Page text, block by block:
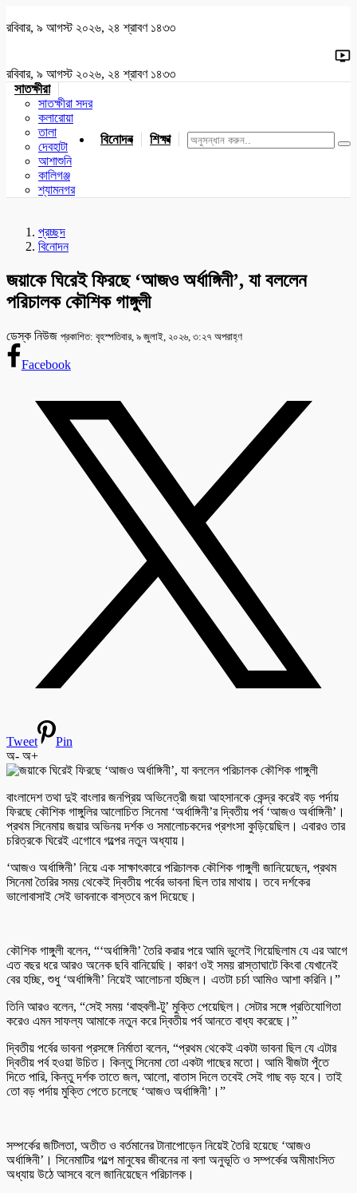
রবিবার, ৯ আগস্ট ২০২৬, ২৪ শ্রাবণ ১৪৩৩
রবিবার, ৯ আগস্ট ২০২৬, ২৪ শ্রাবণ ১৪৩৩
সাতক্ষীরা
সাতক্ষীরা সদর
কলারোয়া
তালা
দেবহাটা
আশাশুনি
কালিগঞ্জ
শ্যামনগর
বিনোদন শিক্ষা খেলাধুলা জাতীয় যশোর
প্রচ্ছদ
বিনোদন
জয়াকে ঘিরেই ফিরছে ‘আজও অর্ধাঙ্গিনী’, যা বললেন
পরিচালক কৌশিক গাঙ্গুলী
ডেস্ক নিউজ প্রকাশিত: বৃহস্পতিবার, ৯ জুলাই, ২০২৬, ৩:২৭ অপরাহ্ণ
Facebook
Tweet
Pin
অ- অ+
বাংলাদেশ তথা দুই বাংলার জনপ্রিয় অভিনেত্রী জয়া আহসানকে কেন্দ্র করেই বড় পর্দায়
ফিরছে কৌশিক গাঙ্গুলির আলোচিত সিনেমা ‘অর্ধাঙ্গিনী’র দ্বিতীয় পর্ব ‘আজও অর্ধাঙ্গিনী’।
প্রথম সিনেমায় জয়ার অভিনয় দর্শক ও সমালোচকদের প্রশংসা কুড়িয়েছিল। এবারও তার
চরিত্রকে ঘিরেই এগোবে গল্পের নতুন অধ্যায়।
‘আজও অর্ধাঙ্গিনী’ নিয়ে এক সাক্ষাৎকারে পরিচালক কৌশিক গাঙ্গুলী জানিয়েছেন, প্রথম
সিনেমা তৈরির সময় থেকেই দ্বিতীয় পর্বের ভাবনা ছিল তার মাথায়। তবে দর্শকের
ভালোবাসাই সেই ভাবনাকে বাস্তবে রূপ দিয়েছে।
কৌশিক গাঙ্গুলী বলেন, “‘অর্ধাঙ্গিনী’ তৈরি করার পরে আমি ভুলেই গিয়েছিলাম যে এর আগে
এত বছর ধরে আরও অনেক ছবি বানিয়েছি। কারণ ওই সময় রাস্তাঘাটে কিংবা যেখানেই
বের হচ্ছি, শুধু ‘অর্ধাঙ্গিনী’ নিয়েই আলোচনা হচ্ছিল। এতটা চর্চা আমিও আশা করিনি।”
তিনি আরও বলেন, “সেই সময় ‘বাহুবলী-টু’ মুক্তি পেয়েছিল। সেটার সঙ্গে প্রতিযোগিতা
করেও এমন সাফল্য আমাকে নতুন করে দ্বিতীয় পর্ব আনতে বাধ্য করেছে।”
দ্বিতীয় পর্বের ভাবনা প্রসঙ্গে নির্মাতা বলেন, “প্রথম থেকেই একটা ভাবনা ছিল যে এটার
দ্বিতীয় পর্ব হওয়া উচিত। কিন্তু সিনেমা তো একটা গাছের মতো। আমি বীজটা পুঁতে
দিতে পারি, কিন্তু দর্শক তাতে জল, আলো, বাতাস দিলে তবেই সেই গাছ বড় হবে। তাই
তো বড় পর্দায় মুক্তি পেতে চলেছে ‘আজও অর্ধাঙ্গিনী’।”
সম্পর্কের জটিলতা, অতীত ও বর্তমানের টানাপোড়েন নিয়েই তৈরি হয়েছে ‘আজও
অর্ধাঙ্গিনী’। সিনেমাটির গল্পে মানুষের জীবনের না বলা অনুভূতি ও সম্পর্কের অমীমাংসিত
অধ্যায় উঠে আসবে বলে জানিয়েছেন পরিচালক।